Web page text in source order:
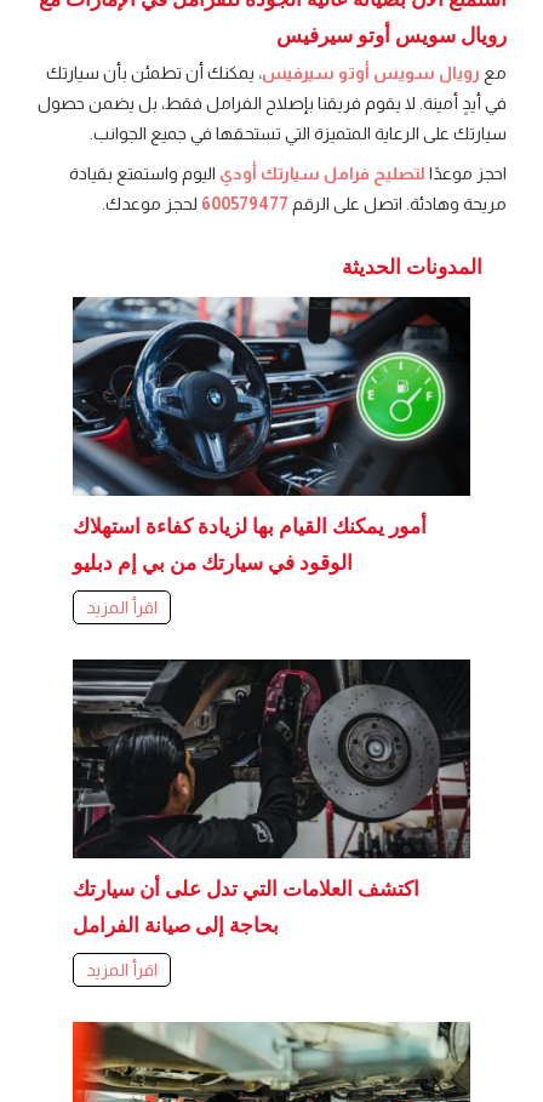
رويال سويس أوتو سيرفيس
مع رويال سويس أوتو سيرفيس، يمكنك أن تطمئن بأن سيارتك
في أيدٍ أمينة. لا يقوم فريقنا بإصلاح الفرامل فقط، بل يضمن حصول
سيارتك على الرعاية المتميزة التي تستحقها في جميع الجوانب.
احجز موعدًا لتصليح فرامل سيارتك أودي اليوم واستمتع بقيادة
مريحة وهادئة. اتصل على الرقم 600579477 لحجز موعدك.
المدونات الحديثة
أمور يمكنك القيام بها لزيادة كفاءة استهلاك
الوقود في سيارتك من بي إم دبليو
اقرأ المزيد
اكتشف العلامات التي تدل على أن سيارتك
بحاجة إلى صيانة الفرامل
اقرأ المزيد